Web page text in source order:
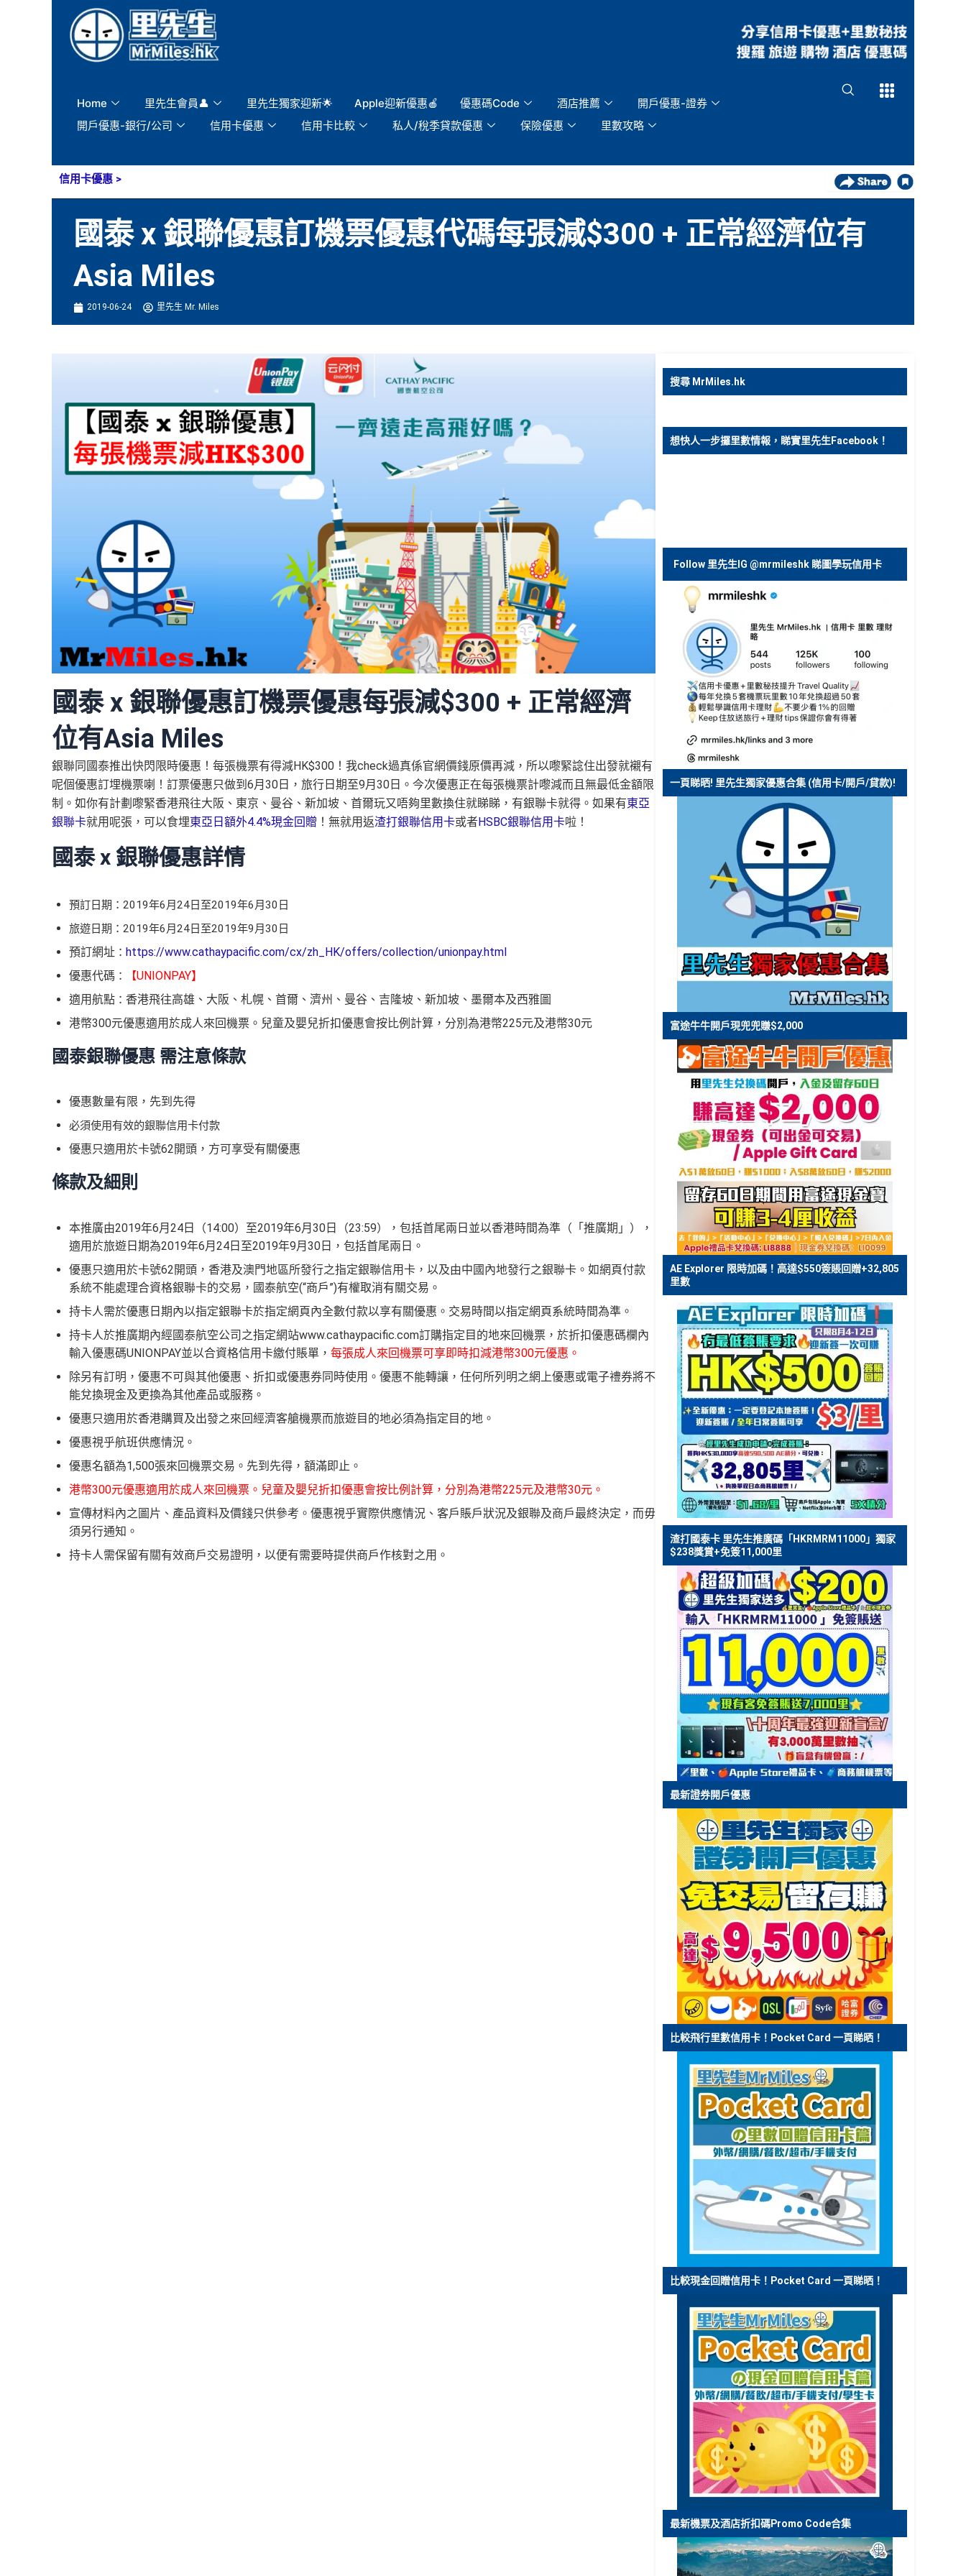
Home 里先生會員👤 里先生獨家迎新🌟 Apple迎新優惠🍎 優惠碼Code 酒店推薦
開戶優惠-證券
開戶優惠-銀行/公司
信用卡優惠 信用卡比較 私人/稅季貸款優惠 保險優惠 里數攻略
Open
信用卡優惠 >
國泰 x 銀聯優惠訂機票優惠代碼每張減$300 + 正常經濟位有
Asia Miles
2019-06-24 里先生 Mr. Miles
國泰 x 銀聯優惠訂機票優惠每張減$300 + 正常經濟
位有Asia Miles
銀聯同國泰推出快閃限時優惠！每張機票有得減HK$300！我check過真係官網價錢原價再減，所以嚟緊諗住出發就襯有
呢個優惠訂埋機票喇！訂票優惠只做到6月30日，旅行日期至9月30日。今次優惠正在每張機票計嚟減而且無最低金額限
制。如你有計劃嚟緊香港飛往大阪、東京、曼谷、新加坡、首爾玩又唔夠里數換住就睇睇，有銀聯卡就得。如果有東亞
銀聯卡就用呢張，可以食埋東亞日額外4.4%現金回贈 ！無就用返渣打銀聯信用卡或者HSBC銀聯信用卡啦！
國泰 x 銀聯優惠詳情
預訂日期：2019年6月24日至2019年6月30日
旅遊日期：2019年6月24日至2019年9月30日
預訂網址 ： https://www.cathaypacific.com/cx/zh_HK/offers/collection/unionpay.html
優惠代碼 ： 【UNIONPAY】
適用航點 ： 香港飛往高雄、大阪、札幌、首爾、濟州、曼谷、吉隆坡、新加坡、墨爾本及西雅圖
港幣300元優惠適用於成人來回機票。兒童及嬰兒折扣優惠會按比例計算，分別為港幣225元及港幣30元
國泰銀聯優惠 需注意條款
優惠數量有限，先到先得
必須使用有效的銀聯信用卡付款
優惠只適用於卡號62開頭，方可享受有關優惠
條款及細則
本推廣由2019年6月24日（14:00）至2019年6月30日（23:59），包括首尾兩日並以香港時間為準（「推廣期」），
適用於旅遊日期為2019年6月24日至2019年9月30日，包括首尾兩日。
優惠只適用於卡號62開頭，香港及澳門地區所發行之指定銀聯信用卡，以及由中國內地發行之銀聯卡。如網頁付款
系統不能處理合資格銀聯卡的交易，國泰航空(“商戶”)有權取消有關交易。
持卡人需於優惠日期內以指定銀聯卡於指定網頁內全數付款以享有關優惠。交易時間以指定網頁系統時間為準。
持卡人於推廣期內經國泰航空公司之指定網站www.cathaypacific.com訂購指定目的地來回機票，於折扣優惠碼欄內
輸入優惠碼UNIONPAY並以合資格信用卡繳付賬單， 每張成人來回機票可享即時扣減港幣300元優惠。
除另有訂明，優惠不可與其他優惠、折扣或優惠券同時使用。優惠不能轉讓，任何所列明之網上優惠或電子禮券將不
能兌換現金及更換為其他產品或服務。
優惠只適用於香港購買及出發之來回經濟客艙機票而旅遊目的地必須為指定目的地。
優惠視乎航班供應情況。
優惠名額為1,500張來回機票交易。先到先得，額滿即止。
港幣300元優惠適用於成人來回機票。兒童及嬰兒折扣優惠會按比例計算，分別為港幣225元及港幣30元。
宣傳材料內之圖片、產品資料及價錢只供參考。優惠視乎實際供應情況、客戶賬戶狀況及銀聯及商戶最終決定，而毋
須另行通知。
持卡人需保留有關有效商戶交易證明，以便有需要時提供商戶作核對之用。
搜尋 MrMiles.hk
想快人一步攞里數情報，睇實里先生Facebook！
Follow 里先生IG @mrmileshk 睇圖學玩信用卡
一頁睇晒! 里先生獨家優惠合集 (信用卡/開戶/貸款)!
富途牛牛開戶現兜兜賺$2,000
AE Explorer 限時加碼！高達$550簽賬回贈+32,805
里數
渣打國泰卡 里先生推廣碼「HKRMRM11000」獨家
$238獎賞+免簽11,000里
最新證券開戶優惠
比較飛行里數信用卡！Pocket Card 一頁睇晒！
比較現金回贈信用卡！Pocket Card 一頁睇晒！
最新機票及酒店折扣碼Promo Code合集